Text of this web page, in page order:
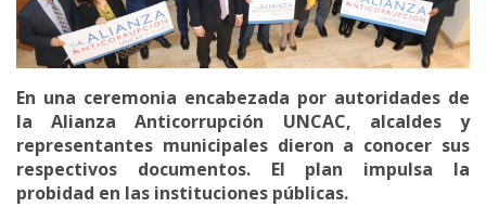
En una ceremonia encabezada por autoridades de
la Alianza Anticorrupción UNCAC, alcaldes y
representantes municipales dieron a conocer sus
respectivos documentos. El plan impulsa la
probidad en las instituciones públicas.